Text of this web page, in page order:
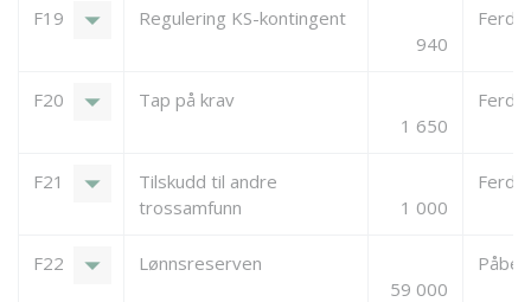
F19 arrow_drop_down
Regulering KS-kontingent
940
F20 arrow_drop_down
Tap på krav
1 650
F21 arrow_drop_down
Tilskudd til andre
trossamfunn
1 000
F22 arrow_drop_down
Lønnsreserven
59 000